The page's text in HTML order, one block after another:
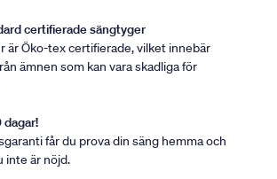
certifierade sängtyger
är Öko-tex certifierade, vilket innebär
ämnen som kan vara skadliga för
dagar!
får du prova din säng hemma och
inte är nöjd.